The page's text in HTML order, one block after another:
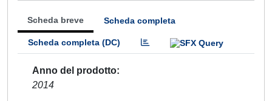
Scheda breve Scheda completa
Scheda completa (DC)
Anno del prodotto
2014